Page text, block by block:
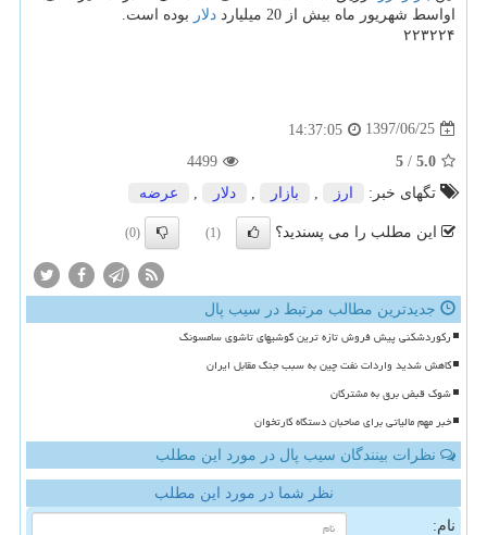
اواسط شهریور ماه بیش از 20 میلیارد
دلار بوده است.
۲۲۳۲۲۴
1397/06/25
14:37:05
5.0
/
5
4499
تگهای خبر:
ارز بازار دلار عرضه
این مطلب را می پسندید؟ (1)
(0)
جدیدترین مطالب مرتبط در سیب پال
رکوردشکنی پیش فروش تازه ترین گوشیهای تاشوی سامسونگ
کاهش شدید واردات نفت چین به سبب جنگ مقابل ایران
شوک قبض برق به مشترکان
خبر مهم مالیاتی برای صاحبان دستگاه کارتخوان
نظرات بینندگان سیب پال در مورد این مطلب
نظر شما در مورد این مطلب
نام: